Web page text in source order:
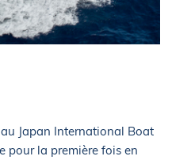
au Japan International Boat
pour la première fois en